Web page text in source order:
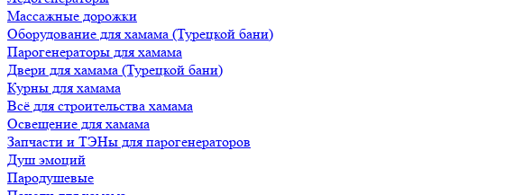
Массажные дорожки
Оборудование для хамама (Турецкой бани)
Парогенераторы для хамама
Двери для хамама (Турецкой бани)
Курны для хамама
Всё для строительства хамама
Освещение для хамама
Запчасти и ТЭНы для парогенераторов
Душ эмоций
Пародушевые